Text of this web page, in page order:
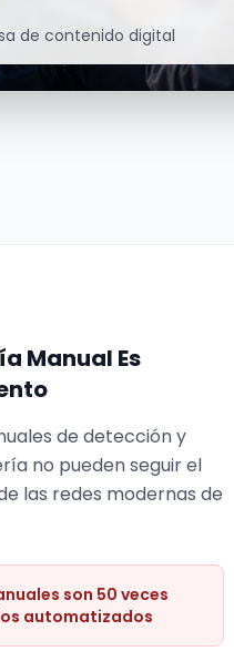
de contenido digital
Manual Es
de detección y
no pueden seguir el
las redes modernas de
son 50 veces
automatizados